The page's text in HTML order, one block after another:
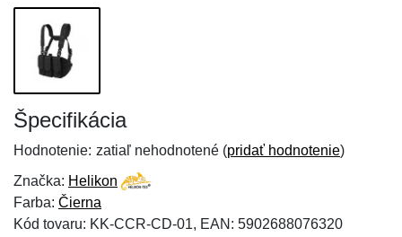
Špecifikácia
Hodnotenie: zatiaľ nehodnotené (pridať hodnotenie)
Značka: Helikon
Farba: Čierna
Kód tovaru: KK-CCR-CD-01, EAN: 5902688076320